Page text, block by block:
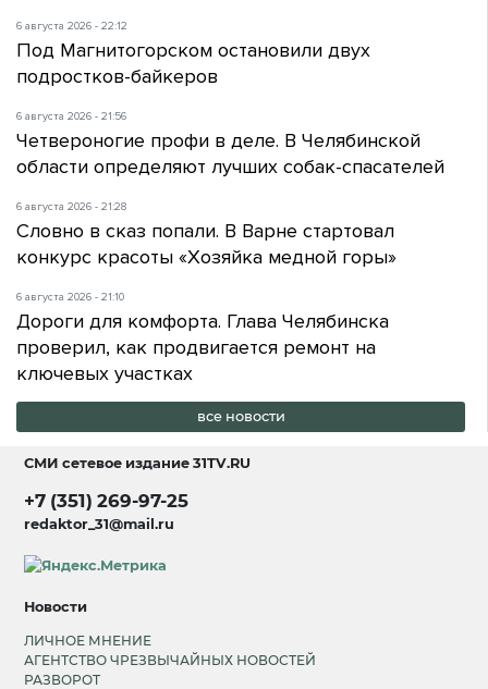
6 августа 2026 - 22:12
Под Магнитогорском остановили двух
подростков-байкеров
6 августа 2026 - 21:56
Четвероногие профи в деле. В Челябинской
области определяют лучших собак-спасателей
6 августа 2026 - 21:28
Словно в сказ попали. В Варне стартовал
конкурс красоты «Хозяйка медной горы»
6 августа 2026 - 21:10
Дороги для комфорта. Глава Челябинска
проверил, как продвигается ремонт на
ключевых участках
все новости
СМИ сетевое издание31TV.RU
+7 (351) 269-97-25
redaktor_31@mail.ru
Новости
ЛИЧНОЕ МНЕНИЕ
АГЕНТСТВО ЧРЕЗВЫЧАЙНЫХ НОВОСТЕЙ
РАЗВОРОТ